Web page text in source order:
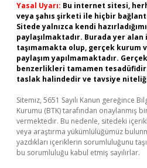
Yasal Uyarı: Bu internet sitesi,
veya şahıs şirketi ile hiçbir
Sitede yalnızca kendi
paylaşılmaktadır. Burada yer
taşımamakta olup, gerçek kurum
paylaşım yapılmamaktadır.
benzerlikleri tamamen
taslak halindedir ve tavsiye
Sitemiz, 5651 Sayılı Kanun gereğince
Kurumu (BTK) tarafından onaylanmış
vermektedir. Bu nedenle, sitedeki
veya araştırma yükümlülüğümüz
yazdıkları içeriklerin sorumluluğunu
bu sorumluluğu kabul etmiş sayılırlar.